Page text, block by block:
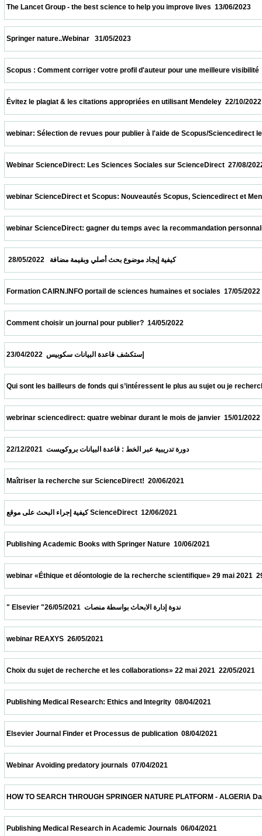
The Lancet Group - the best science to help you improve lives
Springer nature..Webinar   31/05/2023
Scopus : Comment corriger votre profil d'auteur pour une
Évitez le plagiat & les citations appropriées en utilisant
webinar: Sélection de revues pour publier à l'aide de Scopus/
Webinar ScienceDirect: Les Sciences Sociales sur
webinar ScienceDirect et Scopus: Nouveautés Scopus,
webinar ScienceDirect: gagner du temps avec la recommandation
كيفية إيجاد موضوع بحث أصلي وبقيمة مضافة   28/05/2022
Formation CAIRN.INFO portail de sciences humaines et
Comment choisir un journal pour publier?  14/05/2022
Qui sont les bailleurs de fonds qui s’intéressent le plus au sujet
webrinar sciencedirect: quatre webinar durant le mois de janvier
دورة تدريبية عبر الخط : قاعدة البيانات بروكويست  22/12/2021
Maîtriser la recherche sur ScienceDirect!  20/06/2021
كيفية إجراء البحث على موقع ScienceDirect  12/06/2021
Publishing Academic Books with Springer Nature  10/06/2021
webinar «Éthique et déontologie de la recherche scientifique» 29
webinar REAXYS  26/05/2021
Choix du sujet de recherche et les collaborations» 22 mai 2021
Publishing Medical Research: Ethics and Integrity  08/04/2021
Elsevier Journal Finder et Processus de publication  08/04/
Webinar Avoiding predatory journals  07/04/2021
HOW TO SEARCH THROUGH SPRINGER NATURE PLATFORM -
Publishing Medical Research in Academic Journals  06/04/